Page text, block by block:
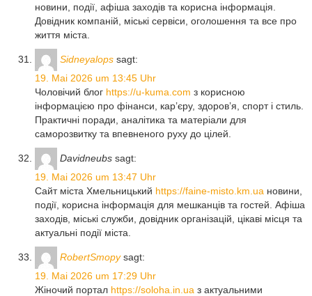
новини, події, афіша заходів та корисна інформація.
Довідник компаній, міські сервіси, оголошення та все про
життя міста.
Sidneyalops sagt:
19. Mai 2026 um 13:45 Uhr
Чоловічий блог https://u-kuma.com з корисною
інформацією про фінанси, кар’єру, здоров’я, спорт і стиль.
Практичні поради, аналітика та матеріали для
саморозвитку та впевненого руху до цілей.
Davidneubs sagt:
19. Mai 2026 um 13:47 Uhr
Сайт міста Хмельницький https://faine-misto.km.ua новини,
події, корисна інформація для мешканців та гостей. Афіша
заходів, міські служби, довідник організацій, цікаві місця та
актуальні події міста.
RobertSmopy sagt:
19. Mai 2026 um 17:29 Uhr
Жіночий портал https://soloha.in.ua з актуальними